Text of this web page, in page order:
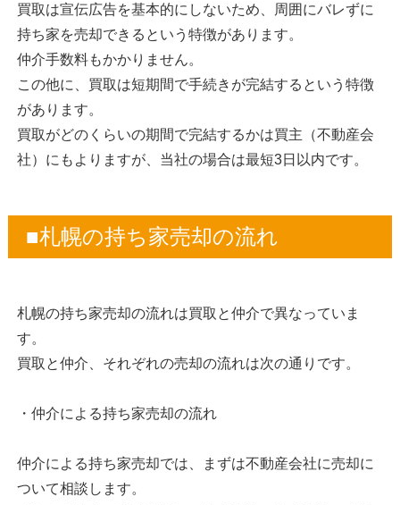
買取は宣伝広告を基本的にしないため、周囲にバレずに
持ち家を売却できるという特徴があります。
仲介手数料もかかりません。
この他に、買取は短期間で手続きが完結するという特徴
があります。
買取がどのくらいの期間で完結するかは買主（不動産会
社）にもよりますが、当社の場合は最短3日以内です。
■札幌の持ち家売却の流れ
札幌の持ち家売却の流れは買取と仲介で異なっていま
す。
買取と仲介、それぞれの売却の流れは次の通りです。
・仲介による持ち家売却の流れ
仲介による持ち家売却では、まずは不動産会社に売却に
ついて相談します。